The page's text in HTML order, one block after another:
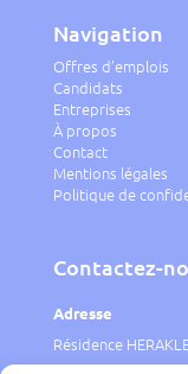
Navigation
Offres d’emplois
Candidats
Entreprises
À propos
Contact
Mentions légales
Politique de
Contactez-
Adresse
Résidence